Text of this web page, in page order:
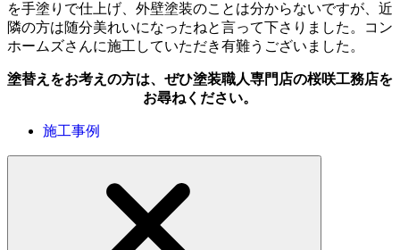
を手塗りで仕上げ、外壁塗装のことは分からないですが、近
隣の方は随分美れいになったねと言って下さりました。コン
ホームズさんに施工していただき有難うございました。
塗替えをお考えの方は、ぜひ塗装職人専門店の桜咲工務店を
お尋ねください。
施工事例